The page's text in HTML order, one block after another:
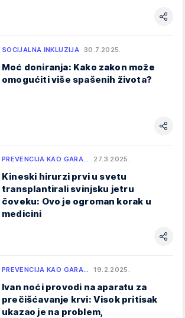
SOCIJALNA INKLUZIJA 30.7.2025.
Moć doniranja: Kako zakon može
omogućiti više spašenih života?
PREVENCIJA KAO GARA… 27.3.2025.
Kineski hirurzi prvi u svetu
transplantirali svinjsku jetru
čoveku: Ovo je ogroman korak u
medicini
PREVENCIJA KAO GARA… 19.2.2025.
Ivan noći provodi na aparatu za
prečišćavanje krvi: Visok pritisak
ukazao je na problem,